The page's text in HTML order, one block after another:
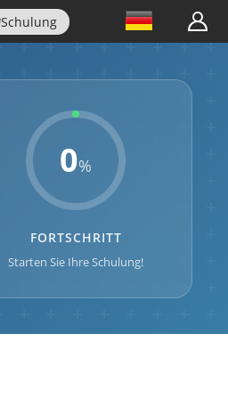
Schulung
0%
FORTSCHRITT
Starten Sie Ihre Schulung!